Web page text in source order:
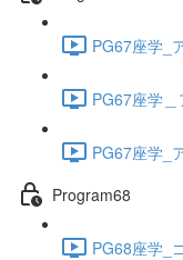
PG67座学_
PG67座学
PG67座学_
Program68
PG68座学_